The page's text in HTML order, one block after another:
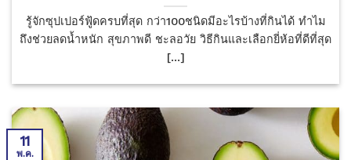
รู้จักซุปเปอร์ฟู้ดครบที่สุด กว่า100ชนิดมีอะไรบ้างที่กินได้ ทำไม
ถึงช่วยลดน้ำหนัก สุขภาพดี ชะลอวัย วิธีกินและเลือกยี่ห้อที่ดีที่สุด
[...]
11
พ.ค.